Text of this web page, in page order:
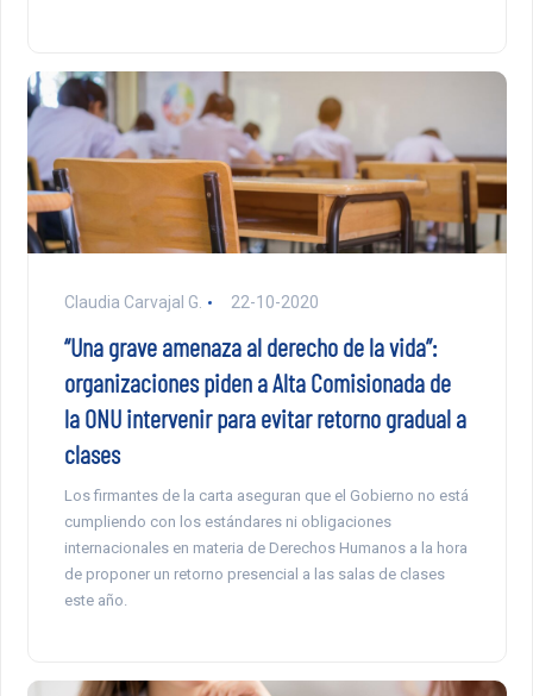
Claudia Carvajal G. 22-10-2020
“Una grave amenaza al derecho de la vida”:
organizaciones piden a Alta Comisionada de
la ONU intervenir para evitar retorno gradual a
clases
Los firmantes de la carta aseguran que el Gobierno no está
cumpliendo con los estándares ni obligaciones
internacionales en materia de Derechos Humanos a la hora
de proponer un retorno presencial a las salas de clases
este año.